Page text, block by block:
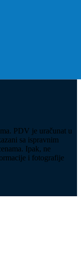
PDV je uračunat u
sa ispravnim
Ipak, ne
i fotografije